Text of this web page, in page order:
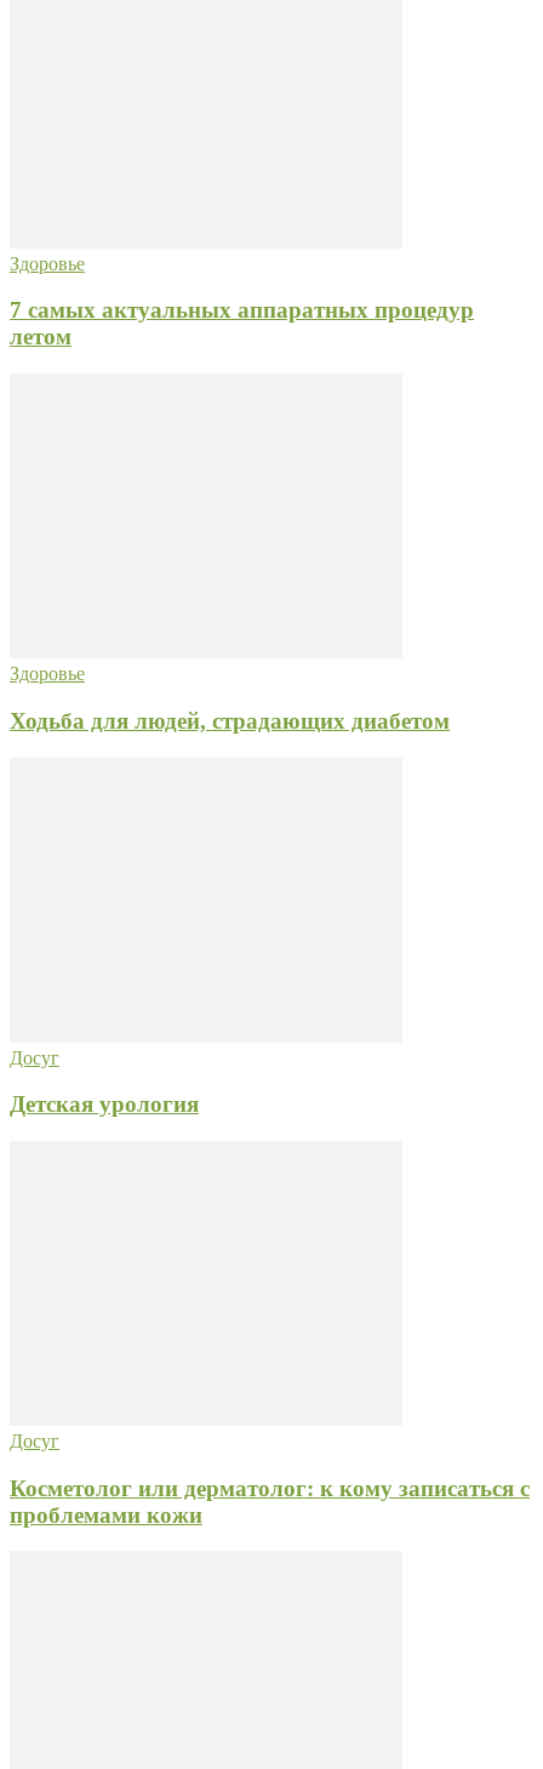
Здоровье
7 самых актуальных аппаратных процедур
летом
Здоровье
Ходьба для людей, страдающих диабетом
Досуг
Детская урология
Досуг
Косметолог или дерматолог: к кому записаться с
проблемами кожи